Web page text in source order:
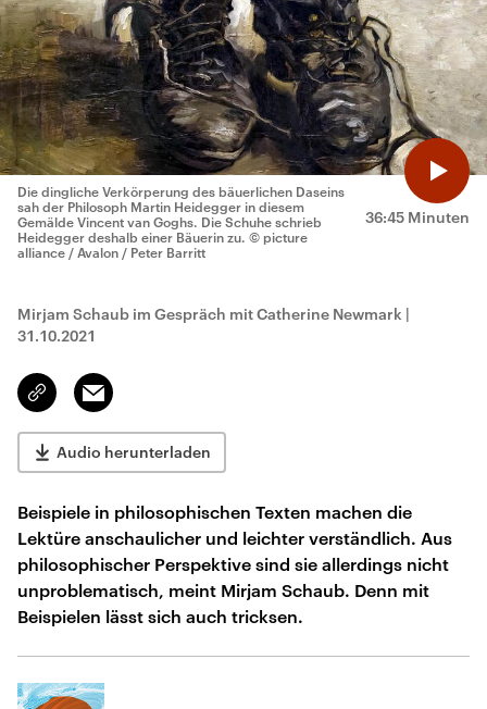
36:45 Minuten
Die dingliche Verkörperung des bäuerlichen Daseins
sah der Philosoph Martin Heidegger in diesem
Gemälde Vincent van Goghs. Die Schuhe schrieb
Heidegger deshalb einer Bäuerin zu. © picture
alliance / Avalon / Peter Barritt
Mirjam Schaub im Gespräch mit Catherine Newmark |
31.10.2021
Link
kopieren/teilen
Email
Audio herunterladen
Beispiele in philosophischen Texten machen die
Lektüre anschaulicher und leichter verständlich. Aus
philosophischer Perspektive sind sie allerdings nicht
unproblematisch, meint Mirjam Schaub. Denn mit
Beispielen lässt sich auch tricksen.